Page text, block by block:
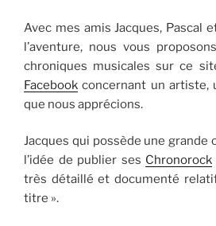
Avec mes amis Jacques, Pascal
l’aventure, nous vous
chroniques musicales sur ce
Facebook concernant un artiste,
que nous apprécions.
Jacques qui possède une grande
l’idée de publier ses Chronorock
très détaillé et documenté
titre ».